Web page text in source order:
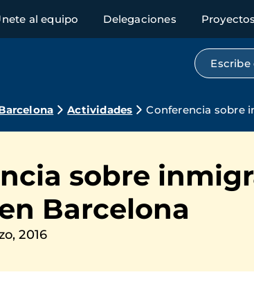
al equipo Delegaciones Proyectos
Actividades Conferencia sobre
sobre
Barcelona
2016